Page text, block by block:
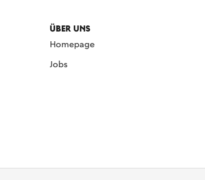
ÜBER UNS
Homepage
Jobs